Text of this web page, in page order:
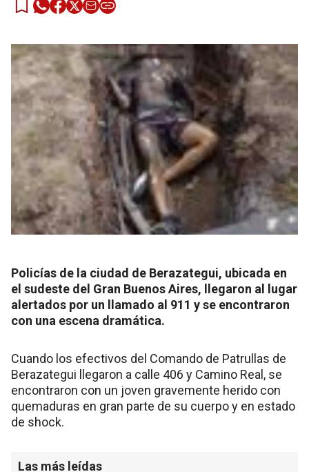
Policías de la ciudad de Berazategui, ubicada en
el sudeste del Gran Buenos Aires, llegaron al lugar
alertados por un llamado al 911 y se encontraron
con una escena dramática.
Cuando los efectivos del Comando de Patrullas de
Berazategui llegaron a calle 406 y Camino Real, se
encontraron con un joven gravemente herido con
quemaduras en gran parte de su cuerpo y en estado
de shock.
Las más leídas